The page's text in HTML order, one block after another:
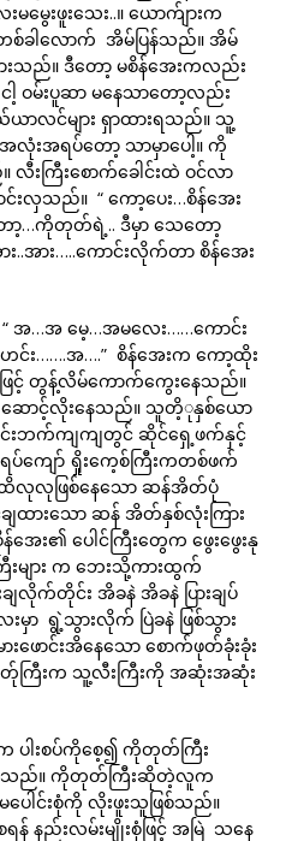
ေးဖူးသေး..။ ယောက်ျားက
ခါလောက် အိမ်ပြန်သည်။ အိမ်
းသည်။ ဒီတော့ မစိန်အေးကလည်း
မ်းပူဆာ မနေသာတော့လည်း
ယာလင်များ ရှာထားရသည်။ သူ့
းအရပ်တော့ သာမှာပေါ့။ ကို
ကြီးစောက်ခေါင်းထဲ ဝင်လာ
းလှသည်။ “ ကော့ပေး…စိန်အေး
ော့…ကိုတုတ်ရဲ့.. ဒီမှာ သေတော့
..အား…..ကောင်းလိုက်တာ စိန်အေး
အ…အ မေ့…အမလေး……ကောင်း
…….အ….” စိန်အေးက ကော့ထိုး
ြင့် တွန့်လိမ်ကောက်ကွေးနေသည်။
ောင့်လိုးနေသည်။ သူတိ့ုနှစ်ယော
က်ကျကျတွင် ဆိုင်ရှေ့ဖက်နှင့်
ပ်ကျော် ရှိုးကေ့စ်ကြီးကတစ်ဖက်
လုလုဖြစ်နေသော ဆန်အိတ်ပုံ
ျထားသော ဆန် အိတ်နှစ်လုံးကြား
အေး၏ ပေါင်ကြီးတွေက ဖွေးဖွေးနု
းများ က ဘေးသို့ကားထွက်
က်တိုင်း အိခနဲ အိခနဲ ပြားချပ်
ာ ရွဲ့သွားလိုက် ပြဲခနဲ ဖြစ်သွား
ဖောင်းအိနေသော စောက်ဖုတ်ခုံးခုံး
တ်ုကြီးက သူ့လီးကြီးကို အဆုံးအဆုံး
ပါးစပ်ကိုစေ့၍ ကိုတုတ်ကြီး
ာ်သည်။ ကိုတုတ်ကြီးဆိုတဲ့လူက
ေါင်းစုံကို လိုးဖူးသူဖြစ်သည်။
န် နည်းလမ်းမျိုးစုံဖြင့် အမြဲ သနေ